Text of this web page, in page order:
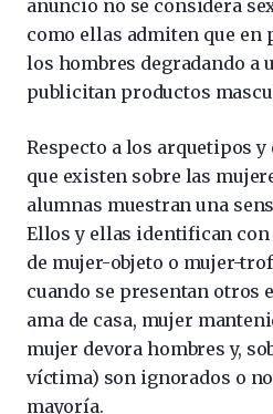
anuncio no se considera
como ellas admiten que en
los hombres degradando a
publicitan productos
Respecto a los arquetipos
que existen sobre las
alumnas muestran una
Ellos y ellas identifican
de mujer-objeto o mujer-
cuando se presentan otros
ama de casa, mujer
mujer devora hombres y,
víctima) son ignorados o
mayoría.